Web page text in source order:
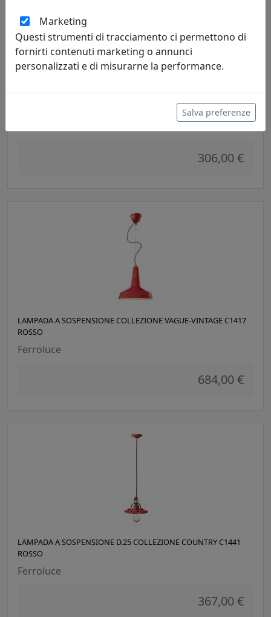
LAMPADA A SOSPENSIONE COLLEZIONE VINTAGE C984 ARANCIO
Ferroluce
306,00 €
LAMPADA A SOSPENSIONE COLLEZIONE VAGUE-VINTAGE C1417
ROSSO
Ferroluce
684,00 €
LAMPADA A SOSPENSIONE D.25 COLLEZIONE COUNTRY C1441
ROSSO
Ferroluce
367,00 €
Marketing
Questi strumenti di tracciamento ci permettono di
fornirti contenuti marketing o annunci
personalizzati e di misurarne la performance.
Salva preferenze